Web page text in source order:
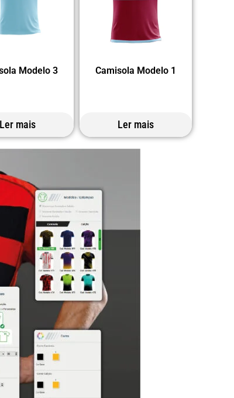
Modelo 3
Ler mais
Camisola Modelo 1
Ler mais